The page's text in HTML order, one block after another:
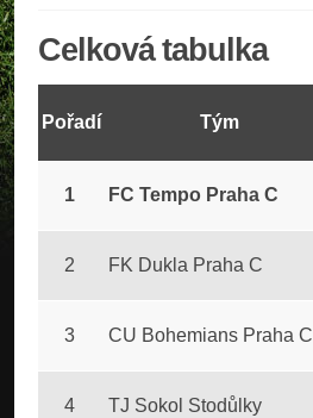
Celková tabulka
Pořadí Tým
1 FC Tempo Praha C
2 FK Dukla Praha C
3 CU Bohemians Praha C
4 TJ Sokol Stodůlky